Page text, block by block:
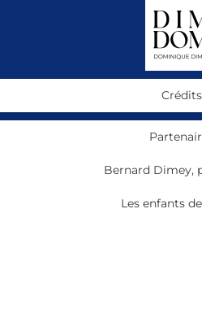
Crédits
Bernard Dimey,
Les enfants